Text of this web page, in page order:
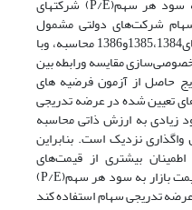
مقایسه، مدل نسبت قیمت بازار به سود هر سهم(P/E) شرکت‎های
شرکت‌های دولتی مشمول
واگذاری برمبنای این مدل در سال‌های1385،1384و1386 محاسبه، وبا
مقایسه ورابطه بین
حاصل از آزمون فرضیه های
تعیین شده در عرضه تدریجی
به ارزش ذاتی محاسبه
نزدیک است. بنابراین
بیشتری از قیمت‌های
محاسبه شده برمبنای مدل نسبت قیمت بازار به سود هر سهم(P/E)
تدریجی سهام استفاده کند